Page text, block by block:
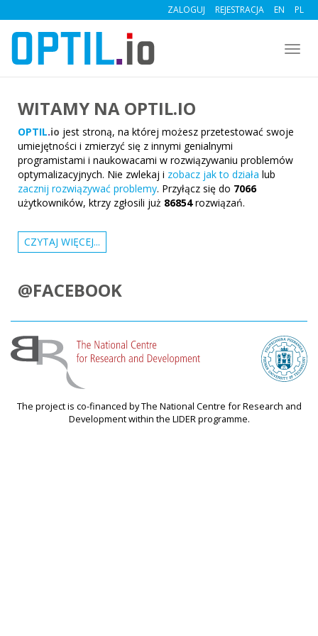
ZALOGUJ REJESTRACJA EN PL
WITAMY NA OPTIL.IO
OPTIL.io jest stroną, na której możesz przetestować swoje
umiejętności i zmierzyć się z innymi genialnymi
programistami i naukowacami w rozwiązywaniu problemów
optymalizacyjnych. Nie zwlekaj i zobacz jak to działa lub
zacznij rozwiązywać problemy. Przyłącz się do 7066
użytkowników, ktrzy zgłosili już 86854rozwiązań.
CZYTAJ WIĘCEJ...
@FACEBOOK
The project is co-financed by The National Centre for Research and
Development within the LIDER programme.